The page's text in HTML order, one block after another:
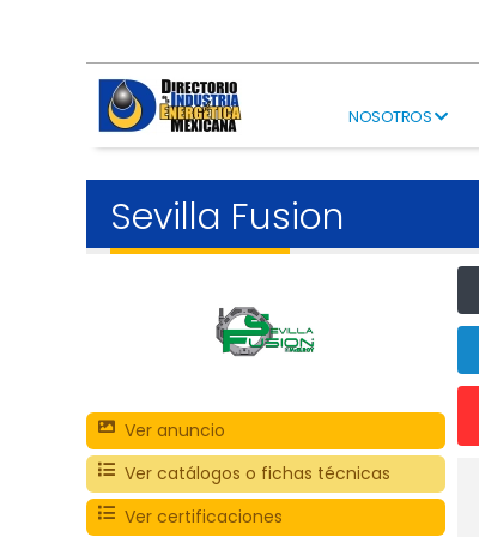
NOSOTROS
Sevilla Fusion
Ver anuncio
Ver catálogos o fichas técnicas
Ver certificaciones